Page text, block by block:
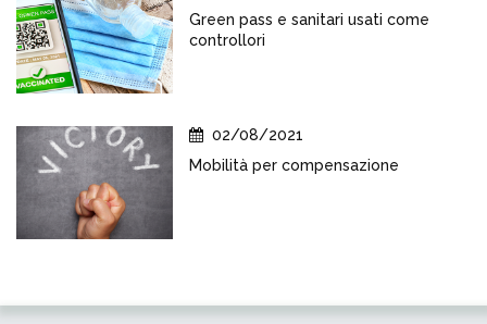
Green pass e sanitari usati come
controllori
02/08/2021
Mobilità per compensazione